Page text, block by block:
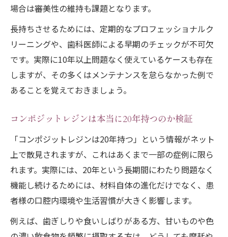
場合は審美性の維持も課題となります。
長持ちさせるためには、定期的なプロフェッショナルク
リーニングや、歯科医師による早期のチェックが不可欠
です。実際に10年以上問題なく使えているケースも存在
しますが、その多くはメンテナンスを怠らなかった例で
あることを覚えておきましょう。
コンポジットレジンは本当に20年持つのか検証
「コンポジットレジンは20年持つ」という情報がネット
上で散見されますが、これはあくまで一部の症例に限ら
れます。実際には、20年という長期間にわたり問題なく
機能し続けるためには、材料自体の進化だけでなく、患
者様の口腔内環境や生活習慣が大きく影響します。
例えば、歯ぎしりや食いしばりがある方、甘いものや色